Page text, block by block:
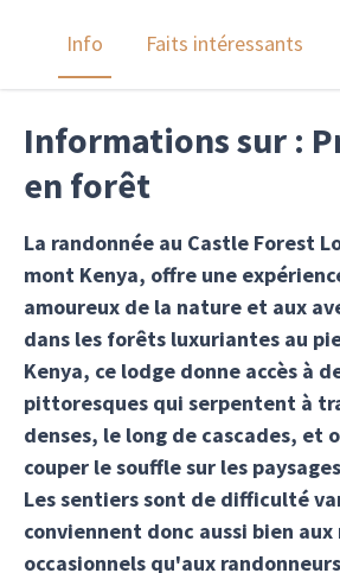
Info Faits intéressants
Informations sur :
en forêt
La randonnée au Castle Forest
mont Kenya, offre une
amoureux de la nature et aux
dans les forêts luxuriantes au
Kenya, ce lodge donne accès à
pittoresques qui serpentent à
denses, le long de cascades, et
couper le souffle sur les
Les sentiers sont de difficulté
conviennent donc aussi bien
occasionnels qu'aux